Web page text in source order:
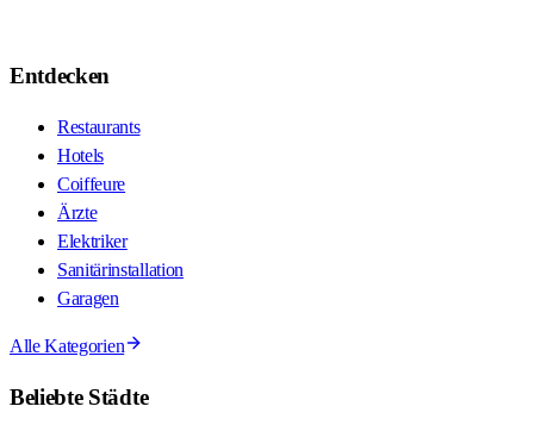
Entdecken
Restaurants
Hotels
Coiffeure
Ärzte
Elektriker
Sanitärinstallation
Garagen
Alle Kategorien
Beliebte Städte